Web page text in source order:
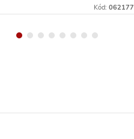
Kód: 062177